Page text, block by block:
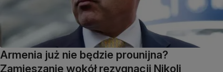
Armenia już nie będzie prounijna?
Zamieszanie wokół rezygnacji Nikoli